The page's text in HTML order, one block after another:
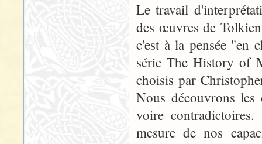
Le travail
des œuvres de
c'est à la pensée "en
série The History of
choisis par
Nous découvrons les
voire
mesure de nos